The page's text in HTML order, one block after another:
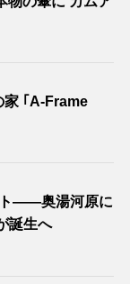
家 ｢A-Frame
ト――奥湯河原に
誕生へ